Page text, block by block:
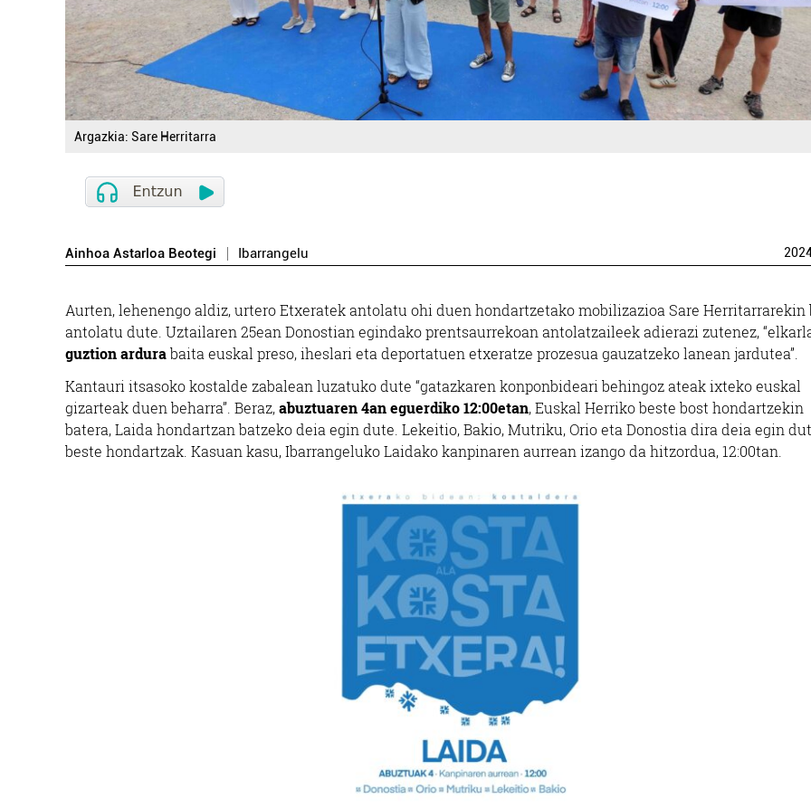
Argazkia: Sare Herritarra
Ainhoa Astarloa Beotegi Ibarrangelu
Aurten, lehenengo aldiz, urtero Etxeratek antolatu ohi duen hondartzetako mobilizazioa Sare Herritarrarekin
antolatu dute. Uztailaren 25ean Donostian egindako prentsaurrekoan antolatzaileek adierazi zutenez,
guztion ardurabaita euskal preso, iheslari eta deportatuen etxeratze prozesua gauzatzeko lanean jardutea”.
Kantauri itsasoko kostalde zabalean luzatuko dute “gatazkaren konponbideari behingoz ateak ixteko euskal
gizarteak duen beharra”. Beraz,abuztuaren 4an eguerdiko 12:00etan, Euskal Herriko beste bost hondartzekin
batera, Laida hondartzan batzeko deia egin dute. Lekeitio, Bakio, Mutriku, Orio eta Donostia dira deia egin
beste hondartzak. Kasuan kasu, Ibarrangeluko Laidako kanpinaren aurrean izango da hitzordua, 12:00tan.